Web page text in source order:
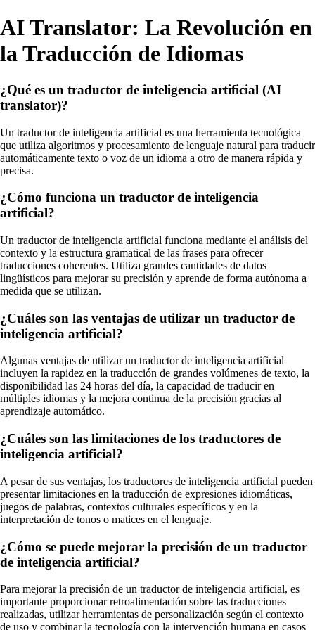
AI Translator: La Revolución en
la Traducción de Idiomas
¿Qué es un traductor de inteligencia artificial (AI
translator)?
Un traductor de inteligencia artificial es una herramienta tecnológica
que utiliza algoritmos y procesamiento de lenguaje natural para traducir
automáticamente texto o voz de un idioma a otro de manera rápida y
precisa.
¿Cómo funciona un traductor de inteligencia
artificial?
Un traductor de inteligencia artificial funciona mediante el análisis del
contexto y la estructura gramatical de las frases para ofrecer
traducciones coherentes. Utiliza grandes cantidades de datos
lingüísticos para mejorar su precisión y aprende de forma autónoma a
medida que se utilizan.
¿Cuáles son las ventajas de utilizar un traductor de
inteligencia artificial?
Algunas ventajas de utilizar un traductor de inteligencia artificial
incluyen la rapidez en la traducción de grandes volúmenes de texto, la
disponibilidad las 24 horas del día, la capacidad de traducir en
múltiples idiomas y la mejora continua de la precisión gracias al
aprendizaje automático.
¿Cuáles son las limitaciones de los traductores de
inteligencia artificial?
A pesar de sus ventajas, los traductores de inteligencia artificial pueden
presentar limitaciones en la traducción de expresiones idiomáticas,
juegos de palabras, contextos culturales específicos y en la
interpretación de tonos o matices en el lenguaje.
¿Cómo se puede mejorar la precisión de un traductor
de inteligencia artificial?
Para mejorar la precisión de un traductor de inteligencia artificial, es
importante proporcionar retroalimentación sobre las traducciones
realizadas, utilizar herramientas de personalización según el contexto
de uso y combinar la tecnología con la intervención humana en casos